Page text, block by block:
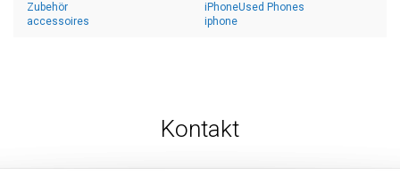
Zubehör
accessoires
iPhoneUsed Phones
iphone
Kontakt